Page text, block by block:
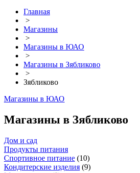
Главная
>
Магазины
>
Магазины в ЮАО
>
Магазины в Зябликово
>
Зябликово
Магазины в ЮАО
Магазины в Зябликово
Дом и сад
Продукты питания
Спортивное питание (10)
Кондитерские изделия (9)